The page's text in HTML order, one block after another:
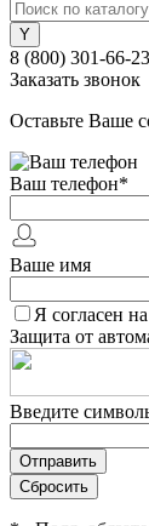
8 (800) 301-66-23
Заказать звонок
Оставьте Ваше
Ваш телефон*
Ваше имя
Я согласен на
Защита от
Введите